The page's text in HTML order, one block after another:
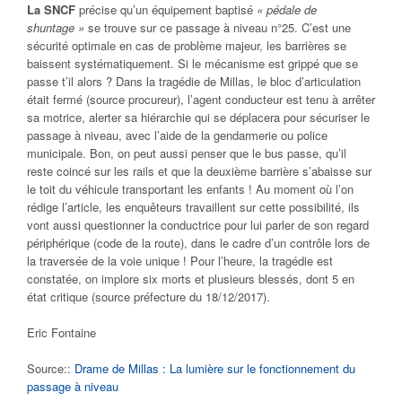
La SNCF précise qu’un équipement baptisé « pédale de
shuntage » se trouve sur ce passage à niveau n°25. C’est une
sécurité optimale en cas de problème majeur, les barrières se
baissent systématiquement. Si le mécanisme est grippé que se
passe t’il alors ? Dans la tragédie de Millas, le bloc d’articulation
était fermé (source procureur), l’agent conducteur est tenu à arrêter
sa motrice, alerter sa hiérarchie qui se déplacera pour sécuriser le
passage à niveau, avec l’aide de la gendarmerie ou police
municipale. Bon, on peut aussi penser que le bus passe, qu’il
reste coincé sur les rails et que la deuxième barrière s’abaisse sur
le toit du véhicule transportant les enfants ! Au moment où l’on
rédige l’article, les enquêteurs travaillent sur cette possibilité, ils
vont aussi questionner la conductrice pour lui parler de son regard
périphérique (code de la route), dans le cadre d’un contrôle lors de
la traversée de la voie unique ! Pour l’heure, la tragédie est
constatée, on implore six morts et plusieurs blessés, dont 5 en
état critique (source préfecture du 18/12/2017).
Eric Fontaine
Source:: Drame de Millas : La lumière sur le fonctionnement du
passage à niveau